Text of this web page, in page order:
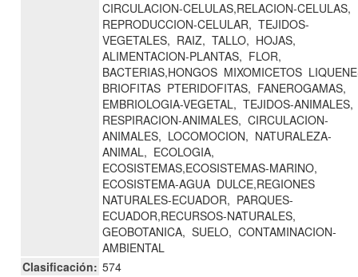
CIRCULACION-CELULAS,RELACION-CELULAS,
REPRODUCCION-CELULAR, TEJIDOS-
VEGETALES, RAIZ, TALLO, HOJAS,
ALIMENTACION-PLANTAS, FLOR,
BACTERIAS,HONGOS MIXOMICETOS
BRIOFITAS PTERIDOFITAS, FANEROGAMAS,
EMBRIOLOGIA-VEGETAL, TEJIDOS-ANIMALES,
RESPIRACION-ANIMALES, CIRCULACION-
ANIMALES, LOCOMOCION, NATURALEZA-
ANIMAL, ECOLOGIA,
ECOSISTEMAS,ECOSISTEMAS-MARINO,
ECOSISTEMA-AGUA DULCE,REGIONES
NATURALES-ECUADOR, PARQUES-
ECUADOR,RECURSOS-NATURALES,
GEOBOTANICA, SUELO, CONTAMINACION-
AMBIENTAL
Clasificación: 574